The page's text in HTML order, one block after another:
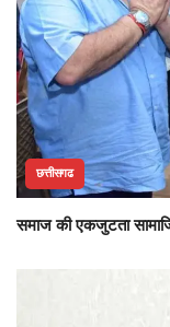
छत्तीसगढ
समाज की एकजुटता